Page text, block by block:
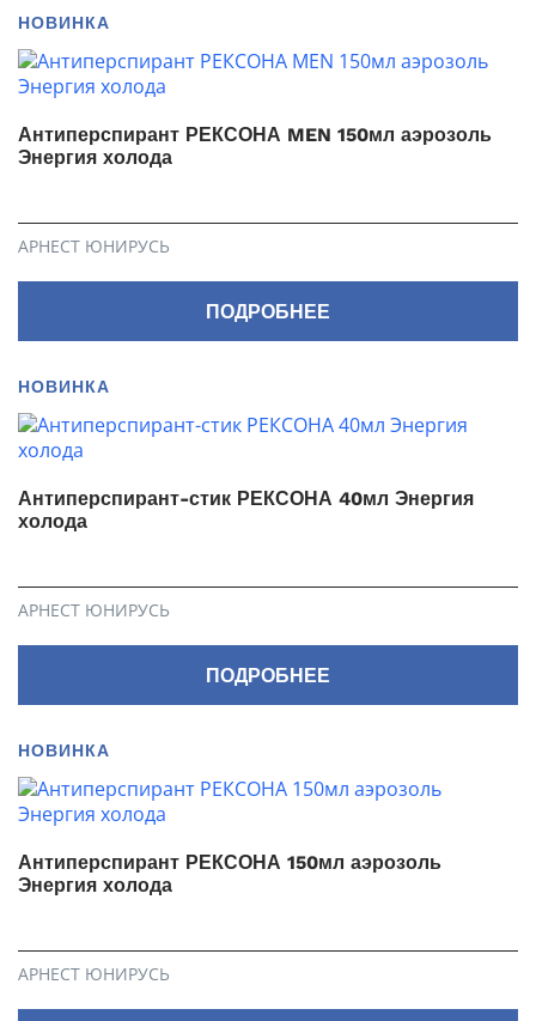
НОВИНКА
Антиперспирант РЕКСОНА MEN 150мл аэрозоль
Энергия холода
АРНЕСТ ЮНИРУСЬ
ПОДРОБНЕЕ
НОВИНКА
Антиперспирант-стик РЕКСОНА 40мл Энергия
холода
АРНЕСТ ЮНИРУСЬ
ПОДРОБНЕЕ
НОВИНКА
Антиперспирант РЕКСОНА 150мл аэрозоль
Энергия холода
АРНЕСТ ЮНИРУСЬ